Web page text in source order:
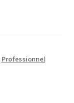
Professionnel